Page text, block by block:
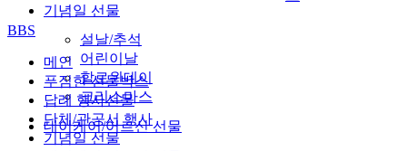
기념일 선물
설날/추석
어린이날
할로윈데이
크리스마스
데이케어/어르신 선물
BBS
메인
푸짐한 선물박스
답례 행사선물
단체/관공서 행사
기념일 선물